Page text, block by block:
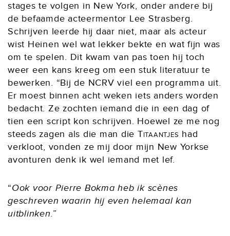
stages te volgen in New York, onder andere bij
de befaamde acteermentor Lee Strasberg.
Schrijven leerde hij daar niet, maar als acteur
wist Heinen wel wat lekker bekte en wat fijn was
om te spelen. Dit kwam van pas toen hij toch
weer een kans kreeg om een stuk literatuur te
bewerken. “Bij de NCRV viel een programma uit.
Er moest binnen acht weken iets anders worden
bedacht. Ze zochten iemand die in een dag of
tien een script kon schrijven. Hoewel ze me nog
steeds zagen als die man die Titaantjes had
verkloot, vonden ze mij door mijn New Yorkse
avonturen denk ik wel iemand met lef.
Ook voor Pierre Bokma heb ik scènes
geschreven waarin hij even helemaal kan
uitblinken.